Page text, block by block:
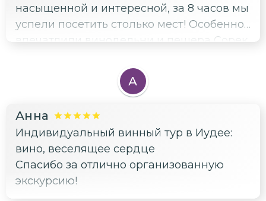
насыщенной и интересной, за 8 часов мы
успели посетить столько мест! Особенно
впечатлили винодельни и пещера Сорек.
и вход на территории
достопримечательностей оплачиваются
такой программы. Если вы любите
путешествия и новые впечатления —
смело рекомендую эту экскурсию.
Александр — отличный гид, который
делает путешествие по-настоящему
А
Анна
Индивидуальный винный тур в Иудее:
вино, веселящее сердце
Спасибо за отлично организованную
экскурсию!